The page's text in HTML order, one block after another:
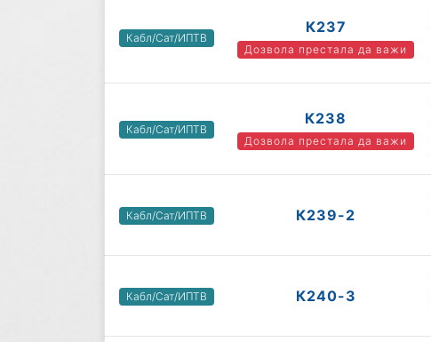
Кабл/Сат/ИПТВ
К237
Дозвола престала да важи
Кабл/Сат/ИПТВ
К238
Дозвола престала да важи
Кабл/Сат/ИПТВ К239-2
Кабл/Сат/ИПТВ К240-3